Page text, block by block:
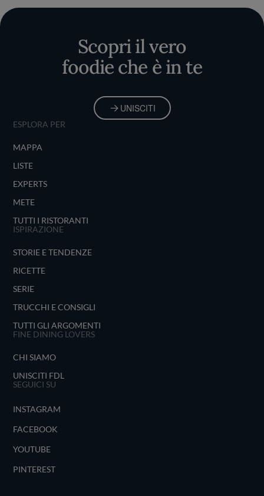
Scopri il vero
foodie che è in te
UNISCITI
ESPLORA PER
MAPPA
LISTE
EXPERTS
METE
TUTTI I RISTORANTI
ISPIRAZIONE
STORIE E TENDENZE
RICETTE
SERIE
TRUCCHI E CONSIGLI
TUTTI GLI ARGOMENTI
FINE DINING LOVERS
CHI SIAMO
UNISCITI FDL
SEGUICI SU
INSTAGRAM
FACEBOOK
YOUTUBE
PINTEREST